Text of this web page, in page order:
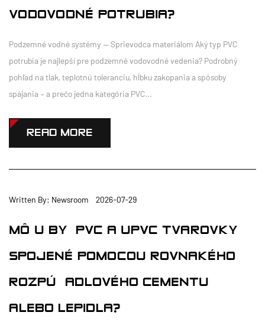
VODOVODNÉ POTRUBIA?
Podzemné vodné systémy — Sprievodca materiálom Aký typ PVC
potrubia je najlepší pre podzemné vodovodné vedenia? Podrobný
pohľad na tlak, teplotnú toleranciu, hĺbku zakopania a spôsoby
spájania – a prečo jedna kategória PVC...
READ MORE
Written By: Newsroom 2026-07-29
MÔŽU BYŤ PVC A UPVC TVAROVKY
SPOJENÉ POMOCOU ROVNAKÉHO
ROZPÚŠŤADLOVÉHO CEMENTU
ALEBO LEPIDLA?